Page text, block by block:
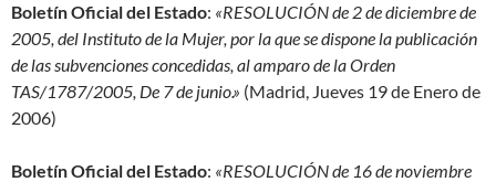
Boletín Oficial del Estado: «RESOLUCIÓN de 2 de diciembre de
2005, del Instituto de la Mujer, por la que se dispone la publicación
de las subvenciones concedidas, al amparo de la Orden
TAS/1787/2005, De 7 de junio.» (Madrid, Jueves 19 de Enero de
2006)
Boletín Oficial del Estado: «RESOLUCIÓN de 16 de noviembre